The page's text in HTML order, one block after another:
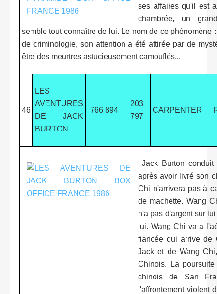
ses affaires qu'il est
chambrée, un
semble tout connaître de lui. Le nom de ce phénomène
de criminologie, son attention a été attirée par de
être des meurtres astucieusement camouflés...
46
LES
AVENTURES
DE JACK
BURTON
766 894
203
797
CARPENTER
Jack Burton
après avoir livré son
Chi n'arrivera pas à
de machette. Wang
n'a pas d'argent sur
lui. Wang Chi va à
fiancée qui arrive de
Jack et de Wang
Chinois. La
chinois de San
l'affrontement violent